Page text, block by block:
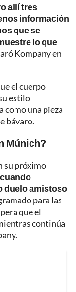
allí tres
información
que se
lo que
Kompany en
el cuerpo
estilo
como una pieza
bávaro.
Múnich?
su próximo
cuando
duelo amistoso
para las
que el
continúa